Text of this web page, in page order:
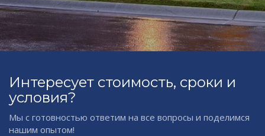
Интересует стоимость, сроки и
условия?
Мы с готовностью ответим на все вопросы и поделимся
нашим опытом!